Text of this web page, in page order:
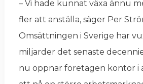
– Vi hade kunnat växa ännu
fler att anställa, säger Per
Omsättningen i Sverige har
miljarder det senaste
nu öppnar företagen kontor i